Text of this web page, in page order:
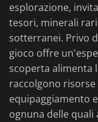
esplorazione,
tesori, minerali
sotterranei. Privo
gioco offre
scoperta alimenta
raccolgono
equipaggiamento
ognuna delle